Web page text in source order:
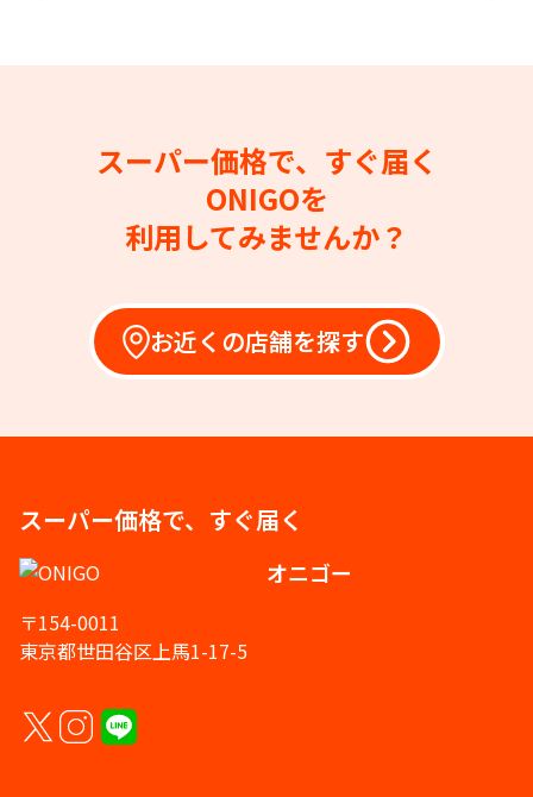
スーパー価格で、すぐ届く
ONIGOを
利用してみませんか？
お近くの店舗を探す
スーパー価格で、すぐ届く
オニゴー
〒154-0011
東京都世田谷区上馬1-17-5